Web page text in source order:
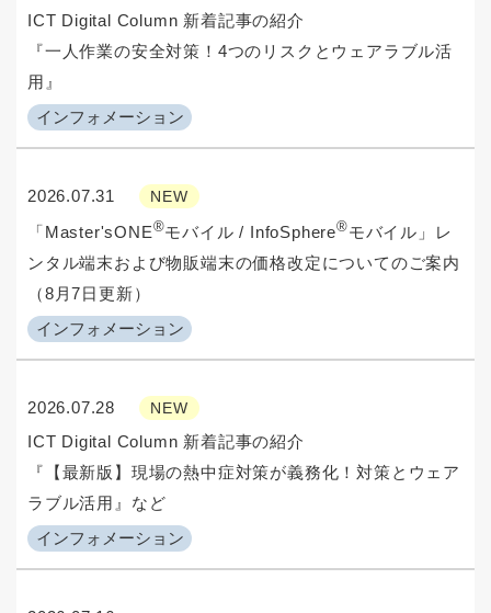
インフォメーション
ICT Digital Column 新着記事の紹介
『一人作業の安全対策！4つのリスクとウェアラブル活
用』
2026.07.31 NEW
インフォメーション
「Master'sONE®モバイル / InfoSphere®モバイル」レ
ンタル端末および物販端末の価格改定についてのご案内
（8月7日更新）
2026.07.28 NEW
インフォメーション
ICT Digital Column 新着記事の紹介
『【最新版】現場の熱中症対策が義務化！対策とウェア
ラブル活用』など